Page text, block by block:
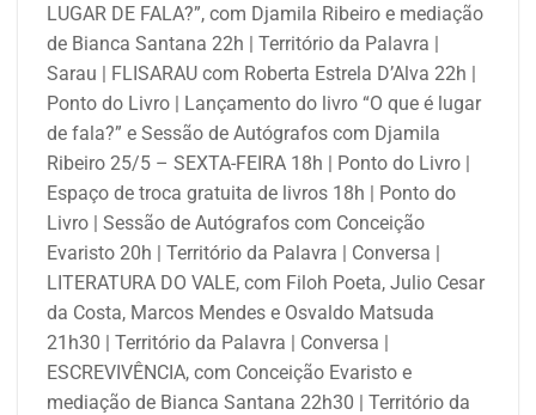
LUGAR DE FALA?”, com Djamila Ribeiro e mediação
de Bianca Santana 22h | Território da Palavra |
Sarau | FLISARAU com Roberta Estrela D’Alva 22h |
Ponto do Livro | Lançamento do livro “O que é lugar
de fala?” e Sessão de Autógrafos com Djamila
Ribeiro 25/5 – SEXTA-FEIRA 18h | Ponto do Livro |
Espaço de troca gratuita de livros 18h | Ponto do
Livro | Sessão de Autógrafos com Conceição
Evaristo 20h | Território da Palavra | Conversa |
LITERATURA DO VALE, com Filoh Poeta, Julio Cesar
da Costa, Marcos Mendes e Osvaldo Matsuda
21h30 | Território da Palavra | Conversa |
ESCREVIVÊNCIA, com Conceição Evaristo e
mediação de Bianca Santana 22h30 | Território da